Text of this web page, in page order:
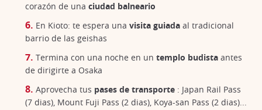
corazón de una ciudad balneario
En Kioto: te espera una visita guiada al tradicional
barrio de las geishas
Termina con una noche en un templo budista antes
de dirigirte a Osaka
Aprovecha tus pases de transporte : Japan Rail Pass
(7 dias), Mount Fuji Pass (2 dias), Koya-san Pass (2 dias)...